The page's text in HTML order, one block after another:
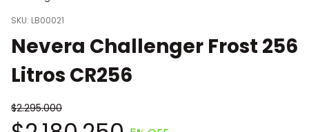
SKU: LB00021
Nevera Challenger Frost 256
Litros CR256
$2.295.000